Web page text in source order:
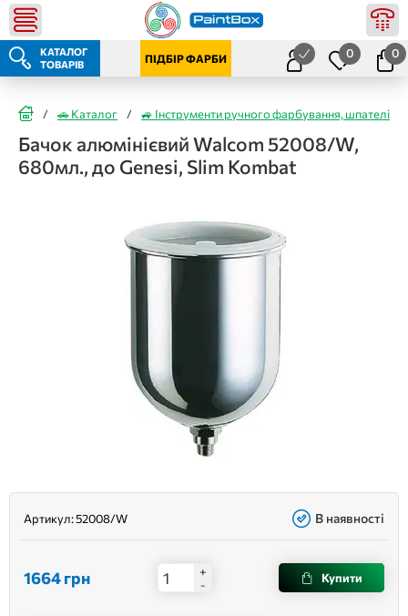
КАТАЛОГ
ТОВАРІВ
ПІДБІР ФАРБИ 0 0
/ 🚗 Каталог / 🚙 Інструменти ручного фарбування, шпателі
Бачок алюмінієвий Walcom 52008/W,
680мл., до Genesi, Slim Kombat
Артикул:52008/W В наявності
1664грн
+
-
Купити